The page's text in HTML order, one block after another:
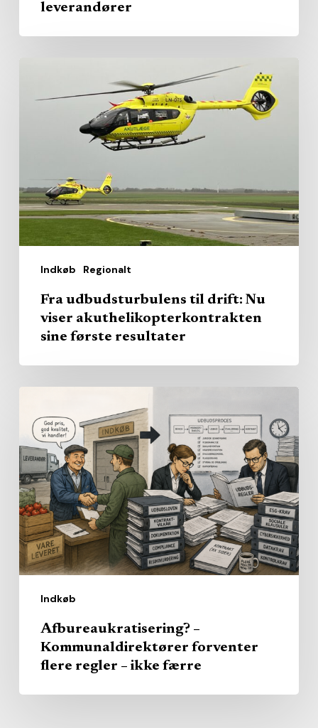
leverandører
Indkøb Regionalt
udbudsturbulens
akuthelikopterkontrakten
sine
Fra udbudsturbulens til drift: Nu
viser akuthelikopterkontrakten
sine første resultater
Indkøb
Kommunaldirektører
forventer
flere
regler
–
ikke
færre
Afbureaukratisering? –
Kommunaldirektører forventer
flere regler – ikke færre